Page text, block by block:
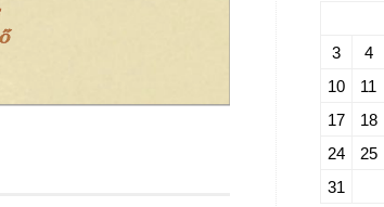
3
4
10
11
17
18
24
25
31